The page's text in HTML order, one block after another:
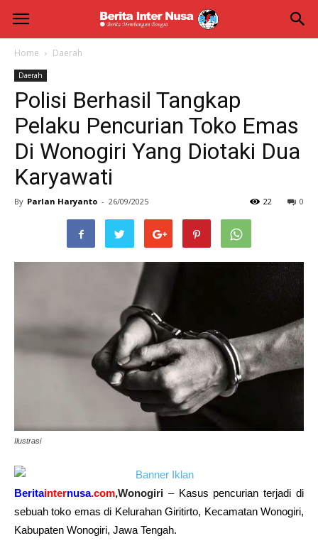
Berita
Inter
Nusa
Home Daerah
Daerah
Polisi Berhasil Tangkap
Pelaku Pencurian Toko Emas
Di Wonogiri Yang Diotaki Dua
Karyawati
By Parlan Haryanto - 26/09/2025 0
22
Ilustrasi
Beritainternusa.com,Wonogiri – Kasus pencurian terjadi di
sebuah toko emas di Kelurahan Giritirto, Kecamatan Wonogiri,
Kabupaten Wonogiri, Jawa Tengah.